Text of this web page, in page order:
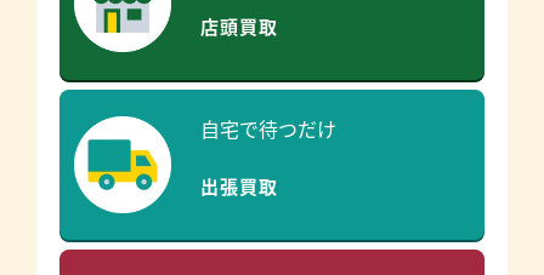
店頭買取
自宅で待つだけ
出張買取